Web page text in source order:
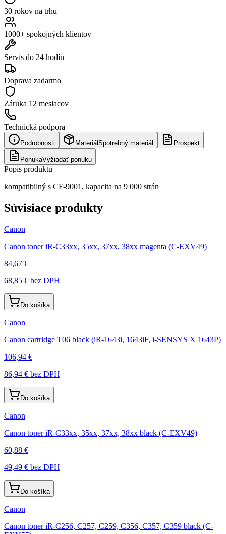
30 rokov na trhu
1000+ spokojných klientov
Servis do 24 hodín
Doprava zadarmo
Záruka 12 mesiacov
Technická podpora
Podrobnosti Materiál Spotrebný materiál Prospekt
PonukaVyžiadať ponuku
Popis produktu
kompatibilný s CF-9001, kapacita na 9 000 strán
Súvisiace produkty
Canon
Canon toner iR-C33xx, 35xx, 37xx, 38xx magenta (C-EXV49)
84,67 €
68,85 € bez DPH
Do košíka
Canon
Canon cartridge T06 black (iR-1643i, 1643iF, i-SENSYS X 1643P)
106,94 €
86,94 € bez DPH
Do košíka
Canon
Canon toner iR-C33xx, 35xx, 37xx, 38xx black (C-EXV49)
60,88 €
49,49 € bez DPH
Do košíka
Canon
Canon toner iR-C256, C257, C259, C356, C357, C359 black (C-